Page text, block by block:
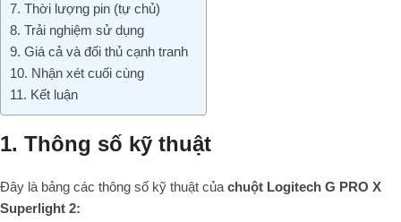
7. Thời lượng pin (tự chủ)
8. Trải nghiệm sử dụng
9. Giá cả và đối thủ cạnh tranh
10. Nhận xét cuối cùng
11. Kết luận
1. Thông số kỹ thuật
Đây là bảng các thông số kỹ thuật của chuột Logitech G PRO X
Superlight 2: